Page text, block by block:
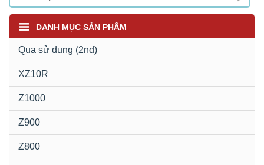
DANH MỤC SẢN PHẨM
Qua sử dụng (2nd)
XZ10R
Z1000
Z900
Z800